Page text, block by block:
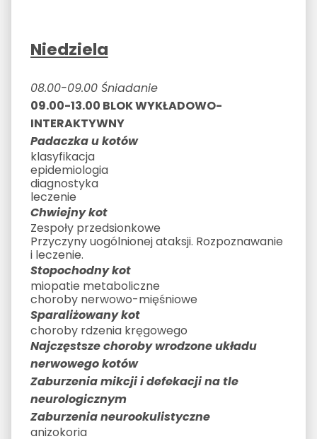
Niedziela
08.00-09.00 Śniadanie
09.00-13.00 BLOK WYKŁADOWO-
INTERAKTYWNY
Padaczka u kotów
klasyfikacja
epidemiologia
diagnostyka
leczenie
Chwiejny kot
Zespoły przedsionkowe
Przyczyny uogólnionej ataksji. Rozpoznawanie
i leczenie.
Stopochodny kot
miopatie metaboliczne
choroby nerwowo-mięśniowe
Sparaliżowany kot
choroby rdzenia kręgowego
Najczęstsze choroby wrodzone układu
nerwowego kotów
Zaburzenia mikcji i defekacji na tle
neurologicznym
Zaburzenia neurookulistyczne
anizokoria